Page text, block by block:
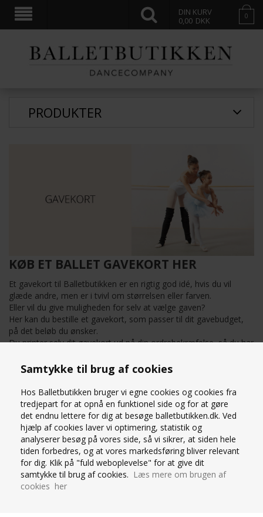
Samtykke til brug af cookies
Hos Balletbutikken bruger vi egne cookies og cookies fra
tredjepart for at opnå en funktionel side og for at gøre
det endnu lettere for dig at besøge balletbutikken.dk. Ved
hjælp af cookies laver vi optimering, statistik og
analyserer besøg på vores side, så vi sikrer, at siden hele
tiden forbedres, og at vores markedsføring bliver relevant
for dig. Klik på "fuld weboplevelse" for at give dit
samtykke til brug af cookies. Læs mere om brugen af
cookies her
DIN KURV
0,00 DKK 0
PRODUKTER
KØB ET BALLET GAVEKORT HER
Et gavekort til Balletbutikken er en rigtig god idé, hvis du vil
glæde andre, men er i tvivl om størrelsen eller farven.
Eller vil du give muligheden for selv at vælge gaven?
Her kan du bestille et gavekort, som passer til dit gavebudget,
på det beløb du ønsker.
Du printer selv dit gavekort ud på din ordrebekræfelse, så du har
GAVEKORT TIL
BALLETSKO/TØJ M.M